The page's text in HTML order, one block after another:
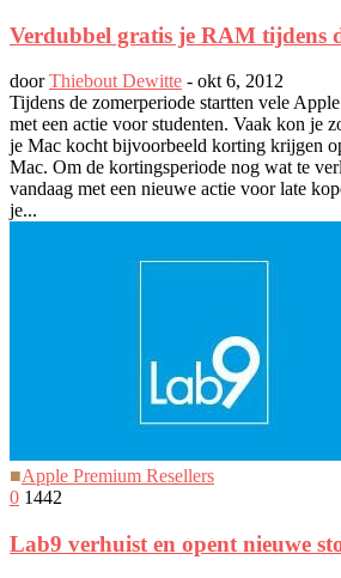
Verdubbel gratis je RAM tijdens
doorThiebout Dewitte - okt 6, 2012
Tijdens de zomerperiode startten vele
met een actie voor studenten. Vaak kon je
je Mac kocht bijvoorbeeld korting krijgen
Mac. Om de kortingsperiode nog wat te
vandaag met een nieuwe actie voor late
je...
■Apple Premium Resellers
0 1442
Lab9 verhuist en opent nieuwe